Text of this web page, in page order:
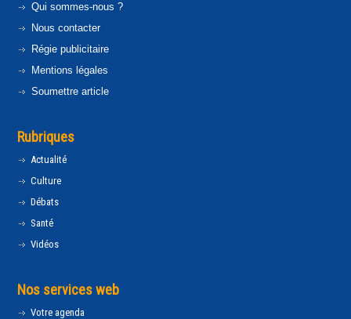
Qui sommes-nous ?
Nous contacter
Régie publicitaire
Mentions légales
Soumettre article
Rubriques
Actualité
Culture
Débats
Santé
Vidéos
Nos services web
Votre agenda